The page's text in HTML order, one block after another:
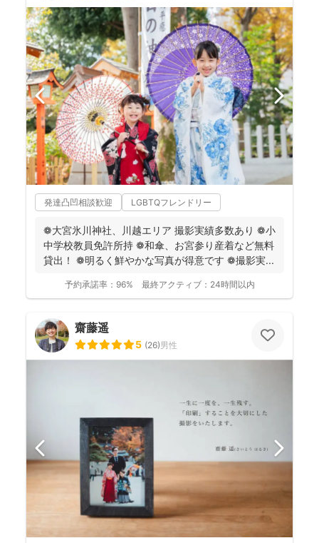
発達凸凹相談歓迎 LGBTQフレンドリー
❁大宮氷川神社、川越エリア 撮影実績多数あり ❁小
中学校教員免許所持 ❁和傘、お宮参り産着など無料
貸出！ ❁明るく鮮やかな写真が得意です ❁撮影実...
予約承諾率： 96% 最終アクティブ： 24時間以内
齋藤遥
5 (26)男性